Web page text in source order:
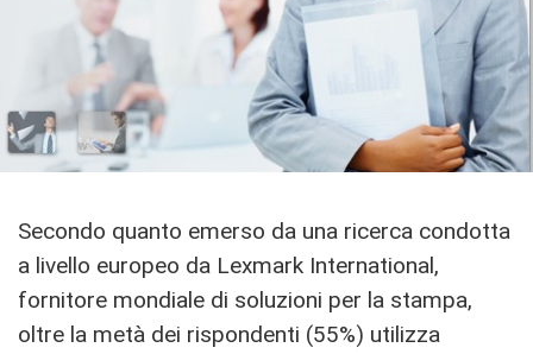
Secondo quanto emerso da una ricerca condotta
a livello europeo da Lexmark International,
fornitore mondiale di soluzioni per la stampa,
oltre la metà dei rispondenti (55%) utilizza